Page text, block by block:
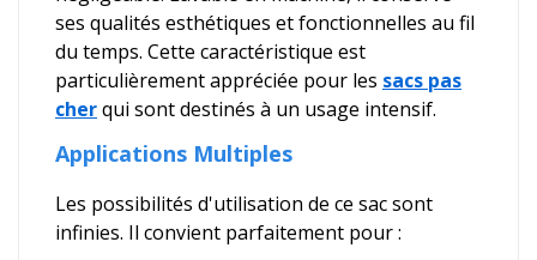
ses qualités esthétiques et fonctionnelles au fil
du temps. Cette caractéristique est
particulièrement appréciée pour les sacs pas
cherqui sont destinés à un usage intensif.
Applications Multiples
Les possibilités d'utilisation de ce sac sont
infinies. Il convient parfaitement pour :